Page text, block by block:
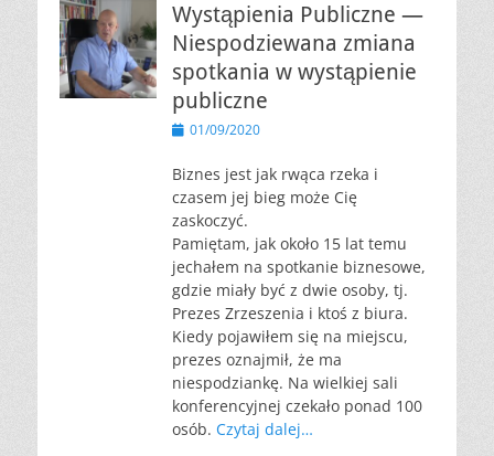
Wystąpienia Publiczne —
Niespodziewana zmiana
spotkania w wystąpienie
publiczne
Opublikowano
01/09/2020
Biznes jest jak rwąca rzeka i
czasem jej bieg może Cię
zaskoczyć.
Pamiętam, jak około 15 lat temu
jechałem na spotkanie biznesowe,
gdzie miały być z dwie osoby, tj.
Prezes Zrzeszenia i ktoś z biura.
Kiedy pojawiłem się na miejscu,
prezes oznajmił, że ma
niespodziankę. Na wielkiej sali
konferencyjnej czekało ponad 100
osób. Czytaj dalej…